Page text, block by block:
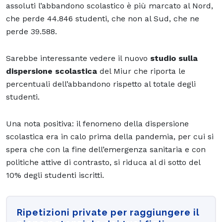
assoluti l’abbandono scolastico è più marcato al Nord,
che perde 44.846 studenti, che non al Sud, che ne
perde 39.588.
Sarebbe interessante vedere il nuovo studio sulla
dispersione scolastica del Miur che riporta le
percentuali dell’abbandono rispetto al totale degli
studenti.
Una nota positiva: il fenomeno della dispersione
scolastica era in calo prima della pandemia, per cui si
spera che con la fine dell’emergenza sanitaria e con
politiche attive di contrasto, si riduca al di sotto del
10% degli studenti iscritti.
Ripetizioni private per raggiungere il